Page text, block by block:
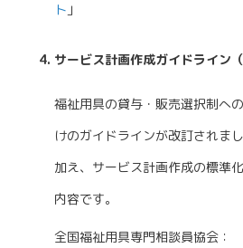
ト 」
サービス計画作成ガイドライン（
福祉用具の貸与・販売選択制へ
けのガイドラインが改訂されま
加え、サービス計画作成の標準
内容です。
全国福祉用具専門相談員協会：